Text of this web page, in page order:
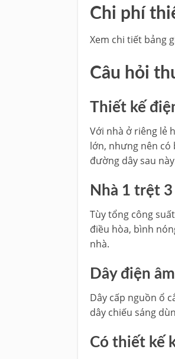
Chi phí
Xem chi tiết bảng
Câu hỏi
Thiết kế
Với nhà ở riêng lẻ
lớn, nhưng nên có
đường dây sau
Nhà 1 trệt
Tùy tổng công
điều hòa, bình
nhà.
Dây điện
Dây cấp nguồn ổ
dây chiếu sáng
Có thiết kế